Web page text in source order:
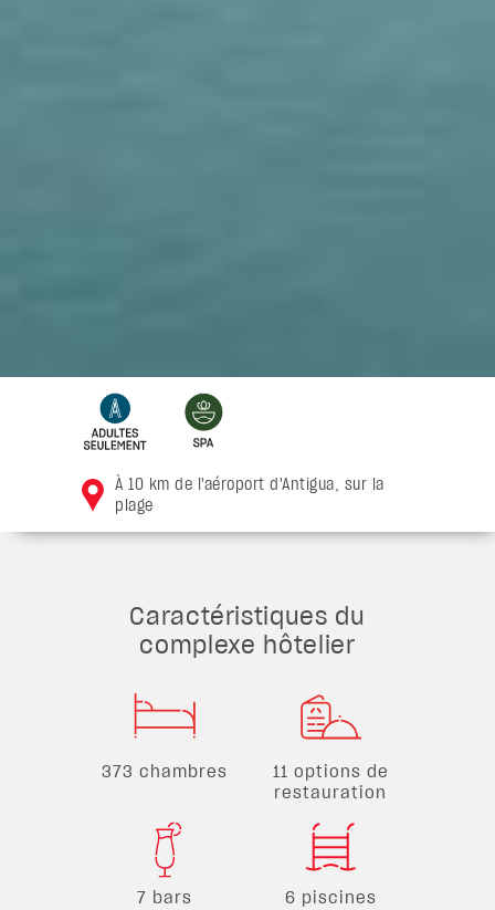
À 10 km de l'aéroport d'Antigua, sur la
plage
Caractéristiques du
complexe hôtelier
373 chambres
11 options de
restauration
7 bars 6 piscines